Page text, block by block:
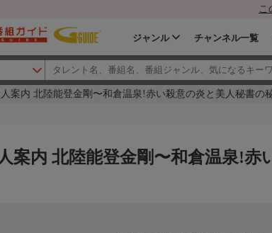
こ
ジャンル チャンネル一覧
案内 北陸能登金剛〜和倉温泉!赤い殺意の炎と美人秘書の
案内 北陸能登金剛〜和倉温泉!赤